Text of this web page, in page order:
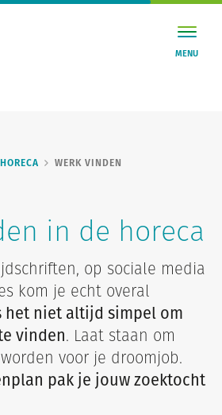
MENU
WERK VINDEN
in de horeca
op sociale media
kom je echt overal
het niet altijd simpel om
vinden. Laat staan om
voor je droomjob.
pak je jouw zoektocht